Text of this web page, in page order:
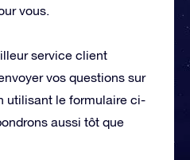
vous.
service client
vos questions sur
utilisant le formulaire ci-
aussi tôt que